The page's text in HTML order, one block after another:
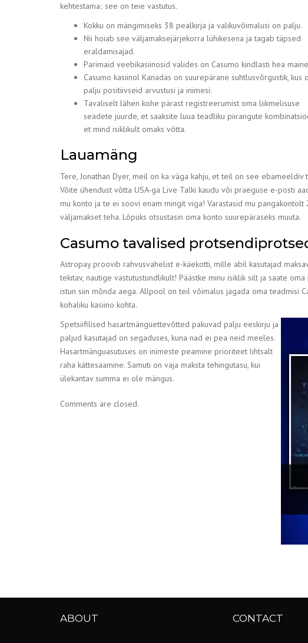
kehtestama; see on teie vastutus.
Kokku on mängimiseks 38 pealkirja ja valikuvõimalusi on palju.
Nii hoiab see väljamaksejärjekorra lühikesena ja tagab täpsed
eraldamisajad.
Parimaid veebikasiinosid valides on Casumo kindlasti hea
Casumo kasiinol Kanadas on suurepärane suhtlusvõrgustik, kus
palju positiivseid arvustusi ja inimesi.
Tavaliselt lähen kohe pärast registreerumist oma liikmelisuse
seadete juurde, et saaksite luua teadliku piirangute
et mind isiklikult omaks võtta.
Lauamäng
Tere, Jonathan Dyer, meil on ka väga kahju, et teil on see ebameeldiv
Võite ühendust võtta USA-ga Live Talki kaudu või praeguse e-posti
mu konto ja te ei soovi enam mingit viga! Varastasid mu
väljamakset teha. Lõpuks otsustasin oma konto suurepäraseks muuta.
Casumo tavalised
Astropay proovib rahvusvahelist e-käekotti, mille abil kasutajad
tekitav, nautige vastutustundlikult! Päästke minu isiklik silt ja saate
istun siin mõnda aega. Allpool on teil võimalus jagada oma teadmisi
kohaliku kasiino kohta.
Spetsiifilised hasartmänguettevõtted pakuvad palju eeskirju ja
paljud kasutajad on segaduses, kuna nad ei pea neid meeles.
Hasartmänguasutuses on inimeste peamine prioriteet lihtsalt
raha kättesaamine. Samuti on vaja maksta tehingutasu, kui
ülekantav summa ei ole mängus.
Comments are closed.
ABOUT CONTACT